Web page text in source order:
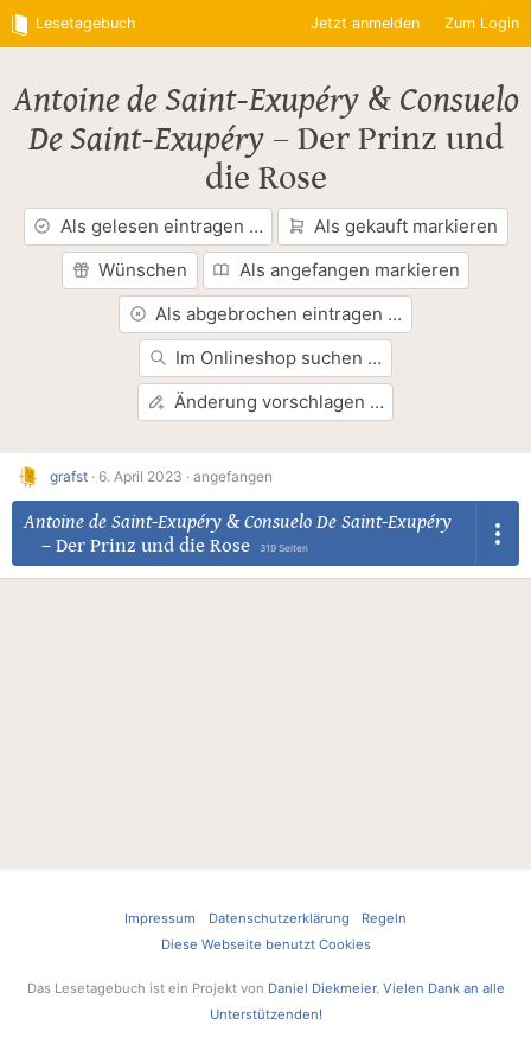
Lesetagebuch Jetzt anmelden Zum Login
Antoine de Saint-Exupéry& Consuelo
De Saint-Exupéry– Der Prinz und
die Rose
Als gelesen eintragen …
Als gekauft markieren
Wünschen
Als angefangen markieren
Als abgebrochen eintragen …
Im Onlineshop suchen …
Änderung vorschlagen …
grafst · 6. April 2023 · angefangen
Antoine de Saint-Exupéry &Consuelo De Saint-Exupéry
– Der Prinz und die Rose 319 Seiten
Impressum Datenschutzerklärung
Regeln
Diese Webseite benutzt Cookies
Das Lesetagebuch ist ein Projekt von Daniel Diekmeier. Vielen Dank an alle
Unterstützenden!